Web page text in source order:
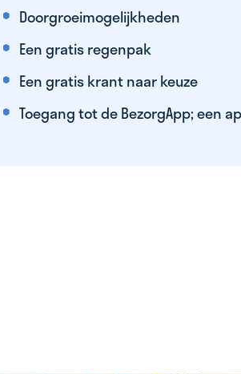
Doorgroeimogelijkheden
Een gratis regenpak
Een gratis krant naar keuze
Toegang tot de BezorgApp; een